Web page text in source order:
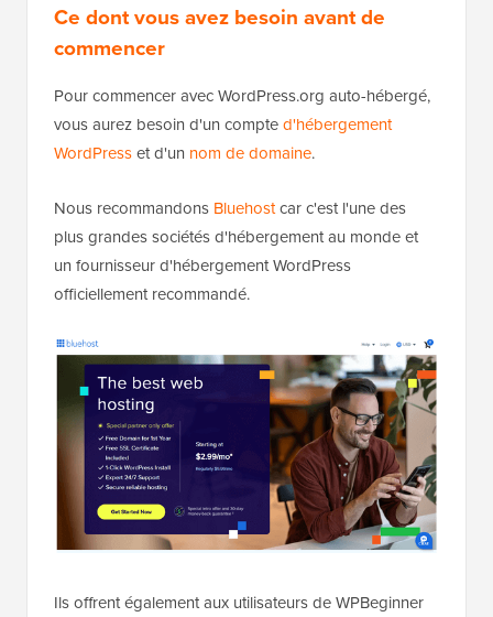
Ce dont vous avez besoin avant de
commencer
Pour commencer avec WordPress.org auto-hébergé,
vous aurez besoin d'un compted'hébergement
WordPresset d'un nom de domaine.
Nous recommandons Bluehostcar c'est l'une des
plus grandes sociétés d'hébergement au monde et
un fournisseur d'hébergement WordPress
officiellement recommandé.
Ils offrent également aux utilisateurs de WPBeginner